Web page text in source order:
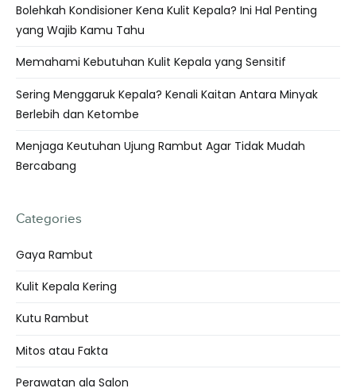
Bolehkah Kondisioner Kena Kulit Kepala? Ini Hal Penting
yang Wajib Kamu Tahu
Memahami Kebutuhan Kulit Kepala yang Sensitif
Sering Menggaruk Kepala? Kenali Kaitan Antara Minyak
Berlebih dan Ketombe
Menjaga Keutuhan Ujung Rambut Agar Tidak Mudah
Bercabang
Categories
Gaya Rambut
Kulit Kepala Kering
Kutu Rambut
Mitos atau Fakta
Perawatan ala Salon